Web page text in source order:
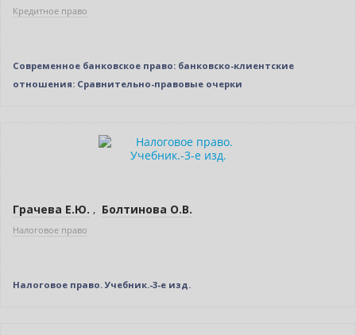
Кредитное право
Современное банковское право: банковско-клиентские
отношения: Сравнительно-правовые очерки
Грачева Е.Ю. , Болтинова О.В.
Налоговое право
Налоговое право. Учебник.-3-е изд.